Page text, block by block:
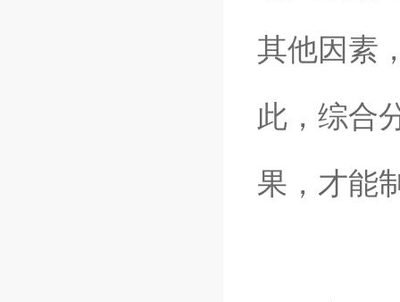
其他因素
此，综合
果，才能